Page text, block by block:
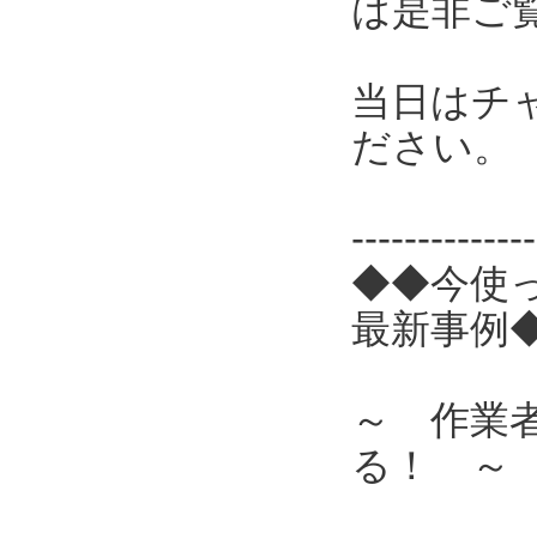
は是非ご
当日はチ
ださい。
◆◆今使っ
最新事
～ 作業
る！ ～